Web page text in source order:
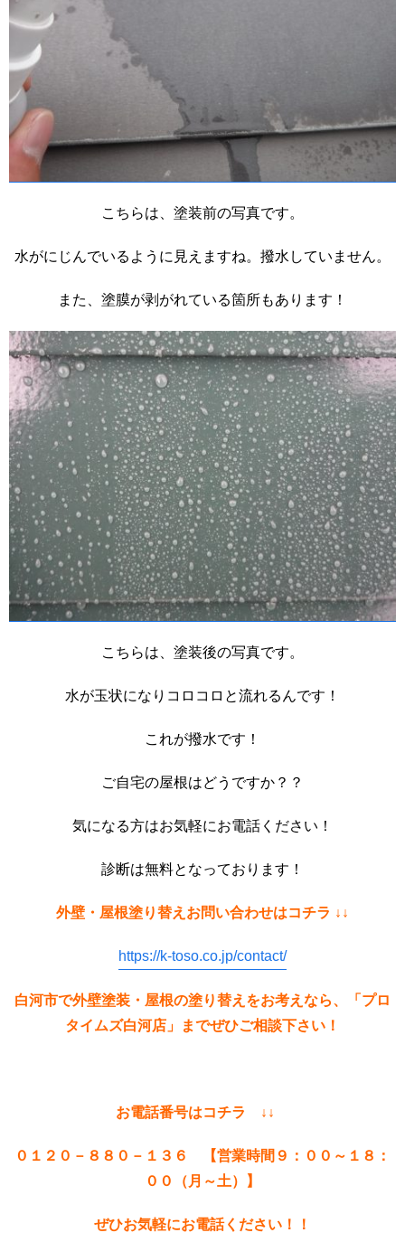
こちらは、塗装前の写真です。
水がにじんでいるように見えますね。撥水していません。
また、塗膜が剥がれている箇所もあります！
こちらは、塗装後の写真です。
水が玉状になりコロコロと流れるんです！
これが撥水です！
ご自宅の屋根はどうですか？？
気になる方はお気軽にお電話ください！
診断は無料となっております！
外壁・屋根塗り替えお問い合わせはコチラ ↓↓
https://k-toso.co.jp/contact/
白河市で外壁塗装・屋根の塗り替えをお考えなら、「プロ
タイムズ白河店」までぜひご相談下さい！
お電話番号はコチラ ↓↓
０１２０－８８０－１３６ 【営業時間９：００～１８：
００（月～土）】
ぜひお気軽にお電話ください！！